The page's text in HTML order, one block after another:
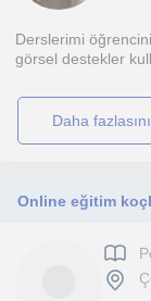
Derslerimi
görsel destekler
daha